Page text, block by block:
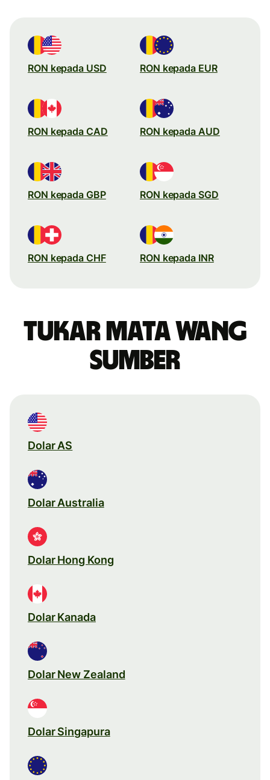
RON kepada USD RON kepada EUR
RON kepada CAD RON kepada AUD
RON kepada GBP RON kepada SGD
RON kepada CHF RON kepada INR
Tukar mata wang
sumber
Dolar AS
Dolar Australia
Dolar Hong Kong
Dolar Kanada
Dolar New Zealand
Dolar Singapura